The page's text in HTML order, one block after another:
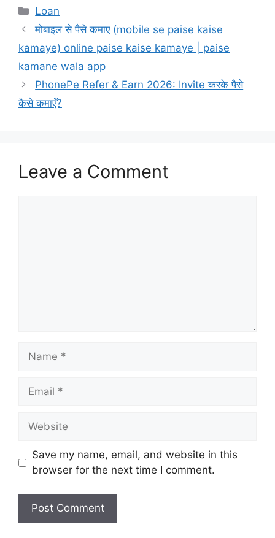
Categories
Loan
मोबाइल से पैसे कमाए (mobile se paise kaise
kamaye) online paise kaise kamaye | paise
kamane wala app
PhonePe Refer & Earn 2026: Invite करके पैसे
कैसे कमाएँ?
Leave a Comment
Name
Email
Website
Save my name, email, and website in this
browser for the next time I comment.